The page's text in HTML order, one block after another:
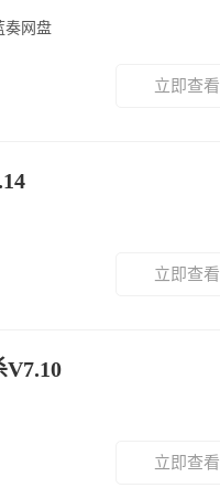
子系统,首次发布没来及测试!!! 下载地址 蓝奏网盘
立即查看
立即查看
立即查看